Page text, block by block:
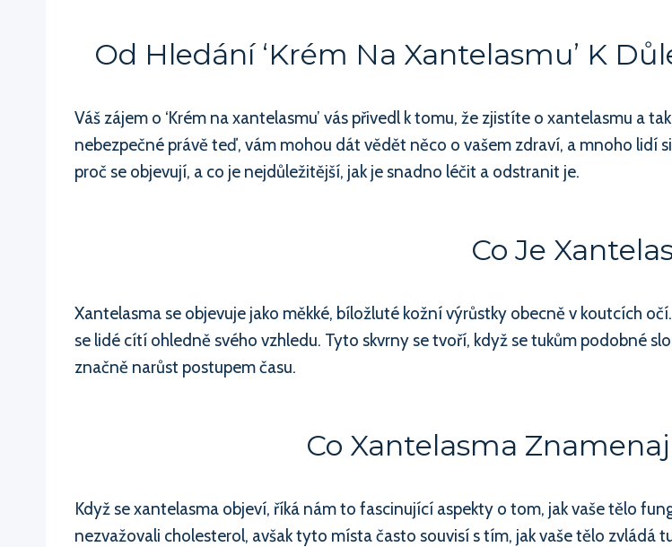
Od Hledání ‘Krém Na Xantelasmu’ K
Váš zájem o ‘Krém na xantelasmu’ vás přivedl k tomu, že zjistíte o xantelasmu a
nebezpečné právě teď, vám mohou dát vědět něco o vašem zdraví, a mnoho lidí
proč se objevují, a co je nejdůležitější, jak je snadno léčit a odstranit je.
Co Je
Xantelasma se objevuje jako měkké, bíložluté kožní výrůstky obecně v koutcích
se lidé cítí ohledně svého vzhledu. Tyto skvrny se tvoří, když se tukům podobné
značně narůst postupem času.
Co Xantelasma
Když se xantelasma objeví, říká nám to fascinující aspekty o tom, jak vaše tělo
nezvažovali cholesterol, avšak tyto místa často souvisí s tím, jak vaše tělo